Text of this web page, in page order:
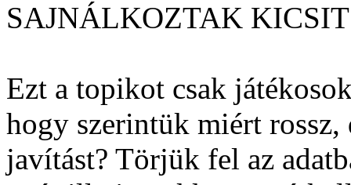
SAJNÁLKOZTAK
Ezt a topikot csak
hogy szerintük miért
javítást? Törjük fel az